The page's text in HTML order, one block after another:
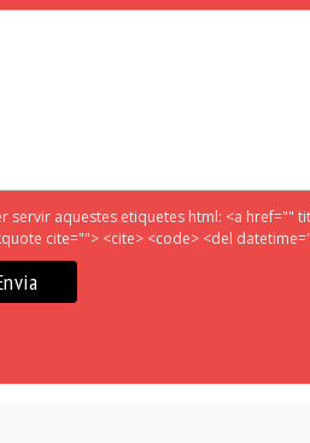
servir aquestes etiquetes html: <a href=""
cite=""> <cite> <code> <del